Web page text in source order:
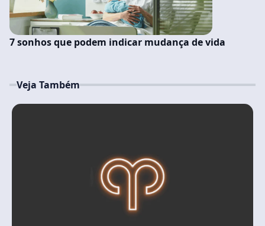
7 sonhos que podem indicar mudança de vida
Veja Também